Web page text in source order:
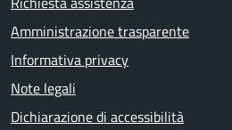
Amministrazione trasparente
Informativa privacy
Note legali
Dichiarazione di accessibilità